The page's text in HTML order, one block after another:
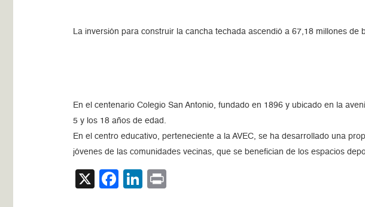
La inversión para construir la cancha techada ascendió a 67,18 millones
En el centenario Colegio San Antonio, fundado en 1896 y ubicado en la
5 y los 18 años de edad.
En el centro educativo, perteneciente a la AVEC, se ha desarrollado una
jóvenes de las comunidades vecinas, que se benefician de los espacios
X Facebook
LinkedIn